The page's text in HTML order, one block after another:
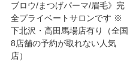
ブロウ/まつげパーマ/眉毛》完
全プライベートサロンです ※
下北沢・高田馬場店有り（全国
8店舗の予約が取れない人気
店）